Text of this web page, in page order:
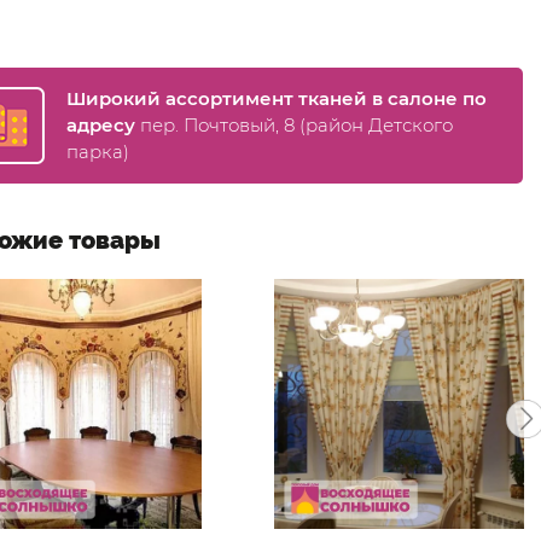
Широкий ассортимент тканей в салоне по
адресу пер. Почтовый, 8 (район Детского
парка)
товары